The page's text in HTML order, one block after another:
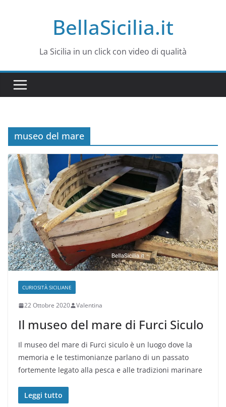
BellaSicilia.it
La Sicilia in un click con video di qualità
museo del mare
CURIOSITÀ SICILIANE
22 Ottobre 2020 Valentina
Il museo del mare di Furci Siculo
Il museo del mare di Furci siculo è un luogo dove la
memoria e le testimonianze parlano di un passato
fortemente legato alla pesca e alle tradizioni marinare
Leggi tutto